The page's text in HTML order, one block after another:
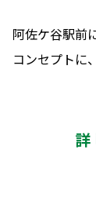
阿佐ケ谷駅前
コンセプトに